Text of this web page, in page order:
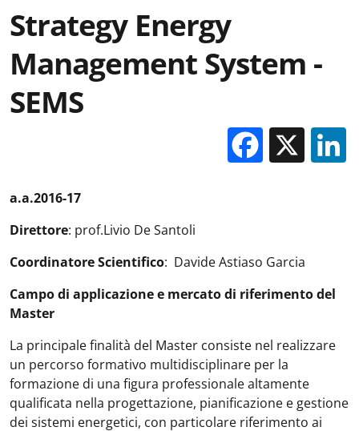
Strategy Energy
Management System -
SEMS
X
a.a.2016-17
Direttore: prof.Livio De Santoli
Coordinatore Scientifico: Davide Astiaso Garcia
Campo di applicazione e mercato di riferimento del
Master
La principale finalità del Master consiste nel realizzare
un percorso formativo multidisciplinare per la
formazione di una figura professionale altamente
qualificata nella progettazione, pianificazione e gestione
dei sistemi energetici, con particolare riferimento ai